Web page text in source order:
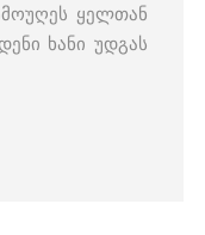
ყელთან
ხანი უდგას